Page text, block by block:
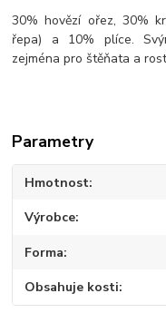
30% hovězí ořez, 30%
řepa) a 10% plíce.
zejména pro štěňata a
Parametry
Hmotnost
Výrobce
Forma
Obsahuje kosti